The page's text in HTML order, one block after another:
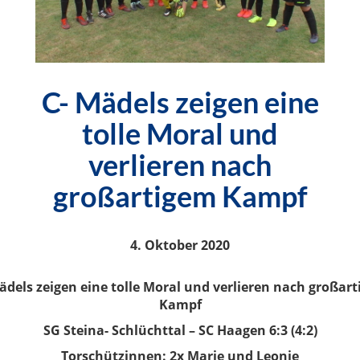
C- Mädels zeigen eine
tolle Moral und
verlieren nach
großartigem Kampf
4. Oktober 2020
zeigen eine tolle Moral und verlieren nach
Kampf
SG Steina- Schlüchttal – SC Haagen 6:3 (4:2)
Torschützinnen: 2x Marie und Leonie